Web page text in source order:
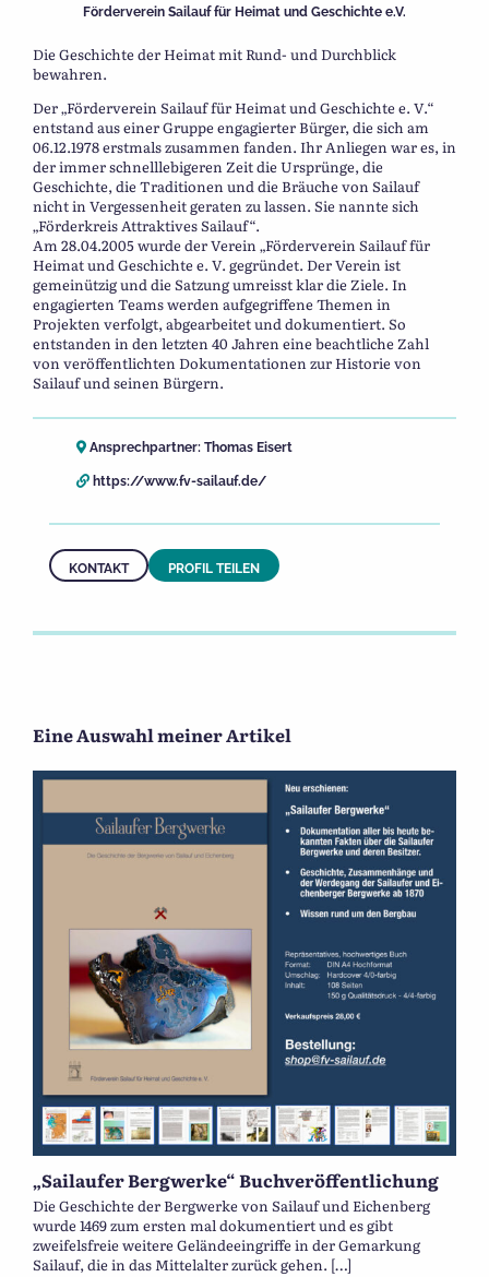
Förderverein Sailauf für Heimat und Geschichte e.V.
Die Geschichte der Heimat mit Rund- und Durchblick
bewahren.
Der „Förderverein Sailauf für Heimat und Geschichte e. V.“
entstand aus einer Gruppe engagierter Bürger, die sich am
06.12.1978 erstmals zusammen fanden. Ihr Anliegen war es, in
der immer schnelllebigeren Zeit die Ursprünge, die
Geschichte, die Traditionen und die Bräuche von Sailauf
nicht in Vergessenheit geraten zu lassen. Sie nannte sich
„Förderkreis Attraktives Sailauf“.
Am 28.04.2005 wurde der Verein „Förderverein Sailauf für
Heimat und Geschichte e. V. gegründet. Der Verein ist
gemeinützig und die Satzung umreisst klar die Ziele. In
engagierten Teams werden aufgegriffene Themen in
Projekten verfolgt, abgearbeitet und dokumentiert. So
entstanden in den letzten 40 Jahren eine beachtliche Zahl
von veröffentlichten Dokumentationen zur Historie von
Sailauf und seinen Bürgern.
Ansprechpartner: Thomas Eisert
https://www.fv-sailauf.de/
KONTAKT PROFIL TEILEN
Eine Auswahl meiner Artikel
„Sailaufer Bergwerke“ Buchveröffentlichung
Die Geschichte der Bergwerke von Sailauf und Eichenberg
wurde 1469 zum ersten mal dokumentiert und es gibt
zweifelsfreie weitere Geländeeingriffe in der Gemarkung
Sailauf, die in das Mittelalter zurück gehen. […]